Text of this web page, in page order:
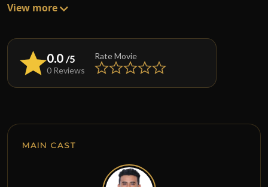
View more
0.0 /5
0 Reviews
Rate Movie
MAIN CAST